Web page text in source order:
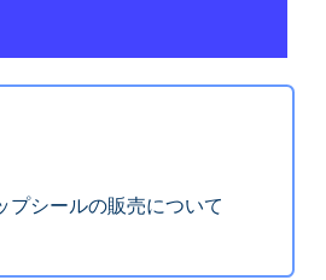
プシールの販売について